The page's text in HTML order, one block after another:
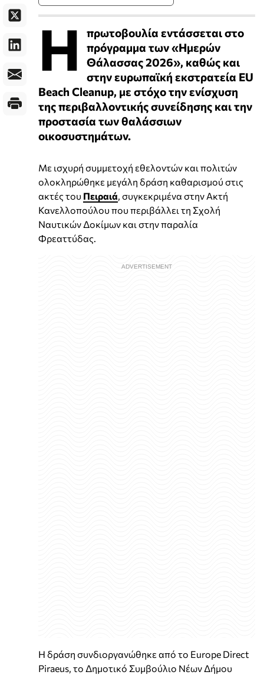
Η
πρωτοβουλία εντάσσεται στο
πρόγραμμα των «Ημερών
Θάλασσας 2026», καθώς και
στην ευρωπαϊκή εκστρατεία EU
Beach Cleanup, με στόχο την ενίσχυση
της περιβαλλοντικής συνείδησης και την
προστασία των θαλάσσιων
οικοσυστημάτων.
Με ισχυρή συμμετοχή εθελοντών και πολιτών
ολοκληρώθηκε μεγάλη δράση καθαρισμού στις
ακτές του Πειραιά, συγκεκριμένα στην Ακτή
Κανελλοπούλου που περιβάλλει τη Σχολή
Ναυτικών Δοκίμων και στην παραλία
Φρεαττύδας.
Η δράση συνδιοργανώθηκε από το Europe Direct
Piraeus, το Δημοτικό Συμβούλιο Νέων Δήμου